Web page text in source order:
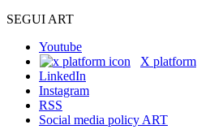
SEGUI ART
Youtube
X platform
LinkedIn
Instagram
RSS
Social media policy ART